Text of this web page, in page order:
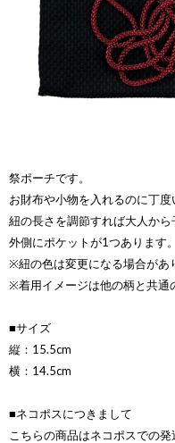
祭ポーチです。
お財布や小物を入れるのに丁度
紐の長さを調節すれば大人から
外側にポケットが1つあります。
※紐の色は変更になる場合があ
※着用イメージは他の柄と共通
■サイズ
縦：15.5cm
横：14.5cm
■ネコポスにつきまして
こちらの商品はネコポスでの発